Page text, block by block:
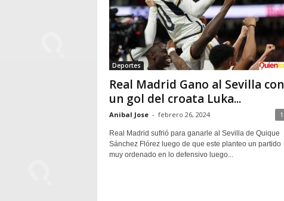
Deportes
Real Madrid Gano al Sevilla con
un gol del croata Luka...
Anibal Jose - febrero 26, 2024 1
Real Madrid sufrió para ganarle al Sevilla de Quique
Sánchez Flórez luego de que este planteo un partido
muy ordenado en lo defensivo luego...